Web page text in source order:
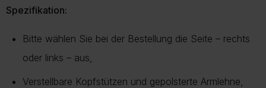
Spezifikation:
Bitte wählen Sie bei der Bestellung die Seite – rechts
oder links – aus,
Verstellbare Kopfstützen und gepolsterte Armlehne,